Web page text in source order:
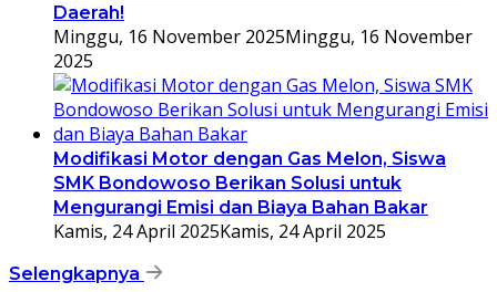
Daerah!
Minggu, 16 November 2025Minggu, 16 November
2025
Modifikasi Motor dengan Gas Melon, Siswa
SMK Bondowoso Berikan Solusi untuk
Mengurangi Emisi dan Biaya Bahan Bakar
Kamis, 24 April 2025Kamis, 24 April 2025
Selengkapnya